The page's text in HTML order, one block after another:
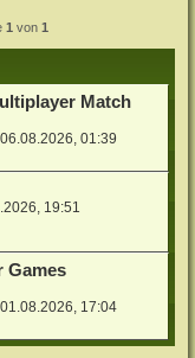
1 von 1
Match
06.08.2026, 01:39
19:51
Games
01.08.2026, 17:04